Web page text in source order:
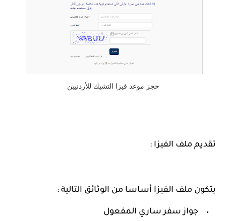
حجز موعد فيزا التشيك للأردنيين
تقديم ملف الفيزا :
يتكون ملف الفيزا أساسا من الوثائق التالية :
جواز سفر ساري المفعول